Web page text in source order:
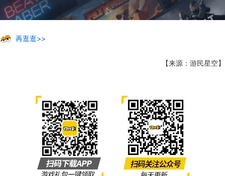
再逛逛>>
【来源：游民星空】